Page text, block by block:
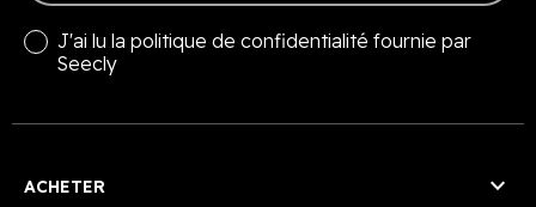
J'ai lu la politique de confidentialité fournie par
Seecly
ACHETER 